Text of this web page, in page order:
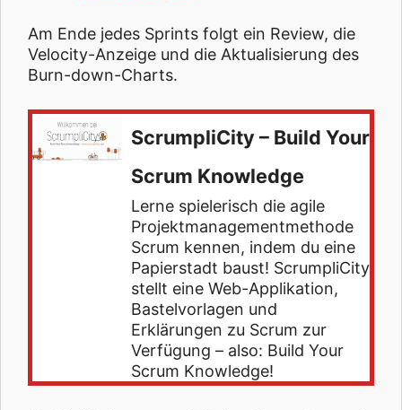
Am Ende jedes Sprints folgt ein Review, die
Velocity-Anzeige und die Aktualisierung des
Burn-down-Charts.
ScrumpliCity – Build Your
Scrum Knowledge
Lerne spielerisch die agile
Projektmanagementmethode
Scrum kennen, indem du eine
Papierstadt baust! ScrumpliCity
stellt eine Web-Applikation,
Bastelvorlagen und
Erklärungen zu Scrum zur
Verfügung – also: Build Your
Scrum Knowledge!